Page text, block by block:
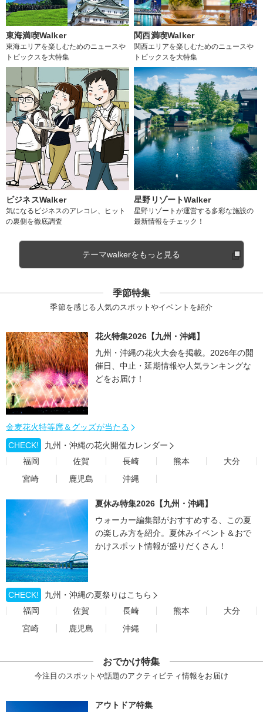
東海満喫Walker
東海エリアを楽しむためのニュースや
トピックスを大特集
関西満喫Walker
関西エリアを楽しむためのニュースや
トピックスを大特集
ビジネスWalker
気になるビジネスのアレコレ、ヒット
の裏側を徹底調査
星野リゾートWalker
星野リゾートが運営する多彩な施設の
最新情報をチェック！
テーマwalkerをもっと見る
季節特集
季節を感じる人気のスポットやイベントを紹介
花火特集2026【九州・沖縄】
九州・沖縄の花火大会を掲載。2026年の開
催日、中止・延期情報や人気ランキングな
どをお届け！
金麦花火特等席＆グッズが当たる
CHECK!
九州・沖縄の花火開催カレンダー
福岡
佐賀 長崎 熊本
大分
宮崎
鹿児島 沖縄
夏休み特集2026【九州・沖縄】
ウォーカー編集部がおすすめする、この夏
の楽しみ方を紹介。夏休みイベント＆おで
かけスポット情報が盛りだくさん！
CHECK!
九州・沖縄の夏祭りはこちら
福岡
佐賀 長崎 熊本
大分
宮崎
鹿児島 沖縄
おでかけ特集
今注目のスポットや話題のアクティビティ情報をお届け
アウトドア特集